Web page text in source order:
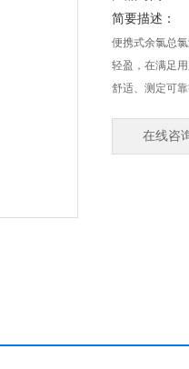
简要描述：
便携式余氯总
轻盈，在满足
舒适、测定可靠
在线咨